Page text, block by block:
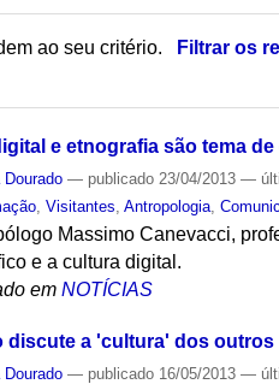
ao seu critério.
Filtrar os
e etnografia são tema
Dourado — publicado 23/04/2013—
,Visitantes ,Antropologia ,
Massimo Canevacci,
e a cultura digital.
em NOTÍCIAS
discute a 'cultura' dos outros
Dourado — publicado 16/05/2013—